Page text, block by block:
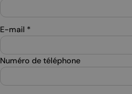
E-mail *
Numéro de téléphone